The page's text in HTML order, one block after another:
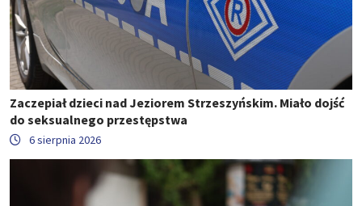
Zaczepiał dzieci nad Jeziorem Strzeszyńskim. Miało dojść
do seksualnego przestępstwa
6 sierpnia 2026